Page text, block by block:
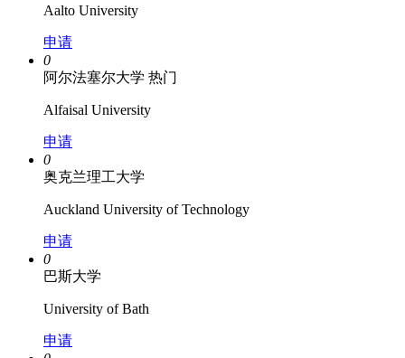
Aalto University
申请
0
阿尔法塞尔大学 热门
Alfaisal University
申请
0
奥克兰理工大学
Auckland University of Technology
申请
0
巴斯大学
University of Bath
申请